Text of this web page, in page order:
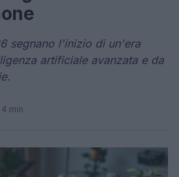
segnano l'inizio di un'era
artificiale avanzata e da
4 min